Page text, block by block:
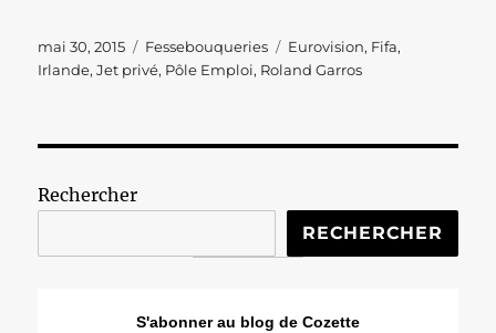
Publié
le
mai 30, 2015 Catégories
Fessebouqueries Étiquettes
Eurovision, Fifa,
Irlande,Jet privé, Pôle Emploi, Roland Garros
Rechercher
RECHERCHER
S'abonner au blog de Cozette